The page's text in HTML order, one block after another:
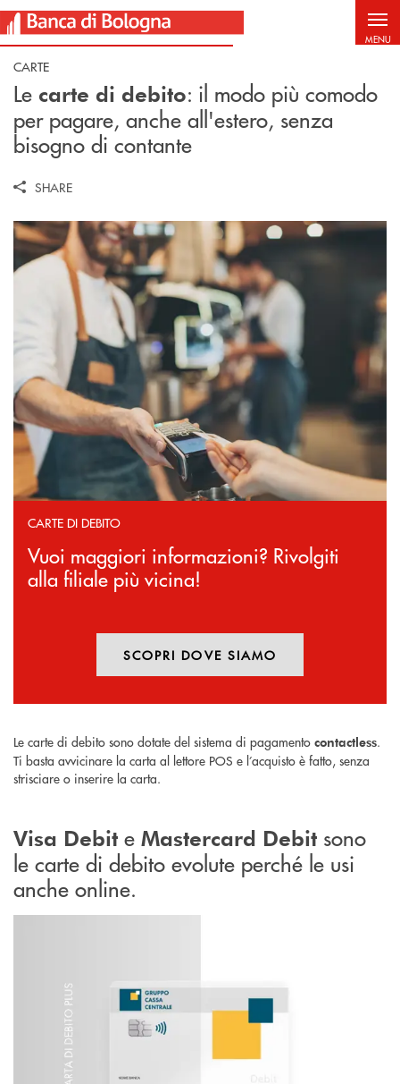
Salta al contenuto principale
MENU
CARTE
Le carte di debito: il modo più comodo
per pagare, anche all'estero, senza
bisogno di contante
SHARE
CARTE DI DEBITO
Vuoi maggiori informazioni? Rivolgiti
alla filiale più vicina!
SCOPRI DOVE SIAMO
Le carte di debito sono dotate del sistema di pagamento contactless.
Ti basta avvicinare la carta al lettore POS e l’acquisto è fatto, senza
strisciare o inserire la carta.
Visa Debit e Mastercard Debit sono
le carte di debito evolute perché le usi
anche online.